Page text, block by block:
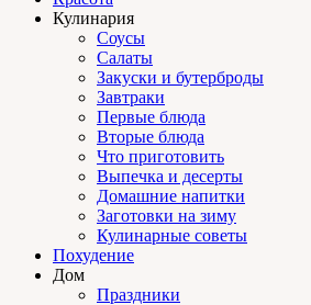
Кулинария
Соусы
Салаты
Закуски и бутерброды
Завтраки
Первые блюда
Вторые блюда
Что приготовить
Выпечка и десерты
Домашние напитки
Заготовки на зиму
Кулинарные советы
Похудение
Дом
Праздники